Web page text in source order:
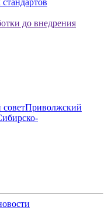
до внедрения
Приволжский